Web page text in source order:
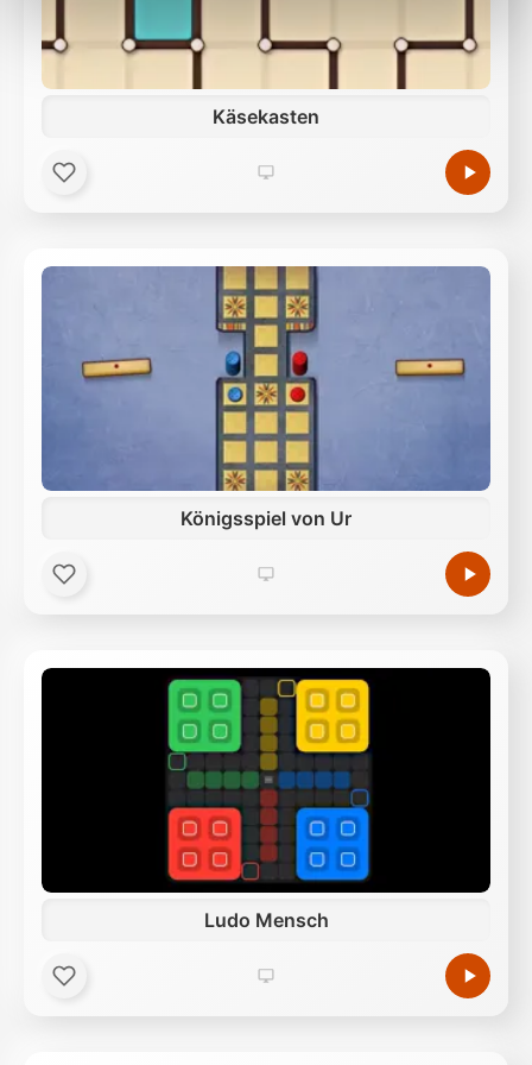
Verwendung unserer Website an unsere Partner für
möglicherweise mit weiteren Daten zusammen, die
Sie ihnen bereitgestellt haben oder die sie im Rahmen
Ihrer Nutzung der Dienste gesammelt haben.
Käsekasten
Königsspiel von Ur
Ludo Mensch